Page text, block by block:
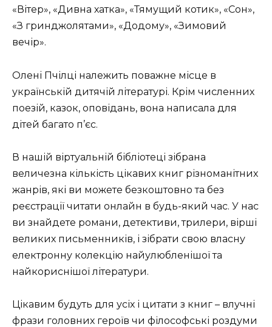
«Вітер», «Дивна хатка», «Тямущий котик», «Сон»,
«З гринджолятами», «Додому», «Зимовий
вечір».
Олені Пчілці належить поважне місце в
українській дитячій літературі. Крім численних
поезій, казок, оповідань, вона написала для
дітей багато п’єс.
В нашій віртуальній бібліотеці зібрана
величезна кількість цікавих книг різноманітних
жанрів, які ви можете безкоштовно та без
реєстрації читати онлайн в будь-який час. У нас
ви знайдете романи, детективи, трилери, вірші
великих письменників, і зібрати свою власну
електронну колекцію найулюбленішої та
найкориснішої літератури.
Цікавим будуть для усіх і цитати з книг – влучні
фрази головних героїв чи філософські роздуми